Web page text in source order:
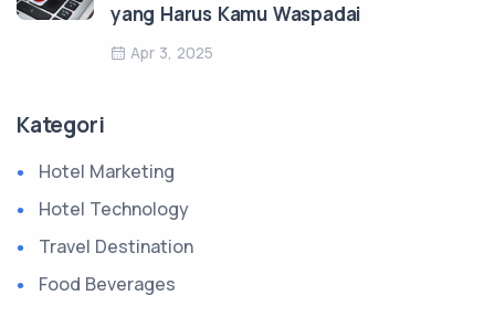
yang Harus Kamu Waspadai
Apr 3, 2025
Kategori
Hotel Marketing
Hotel Technology
Travel Destination
Food Beverages